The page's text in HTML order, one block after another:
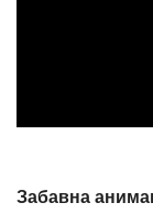
Забавна